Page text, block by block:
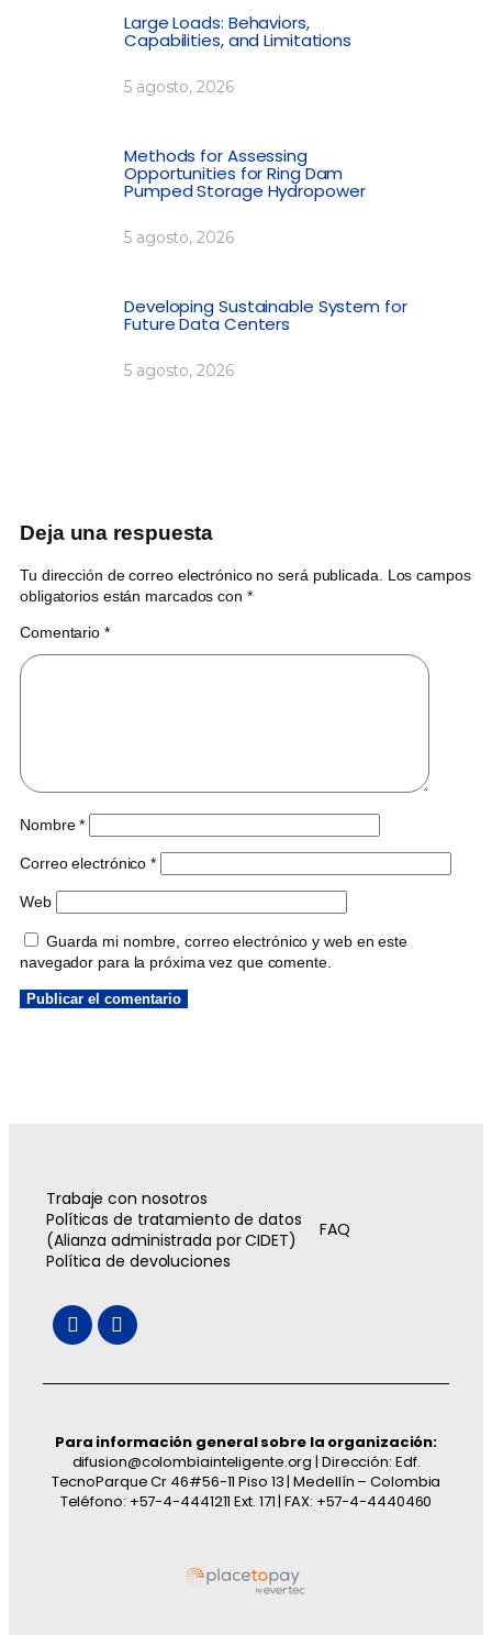
Large Loads: Behaviors,
Capabilities, and Limitations
5 agosto, 2026
Methods for Assessing
Opportunities for Ring Dam
Pumped Storage Hydropower
5 agosto, 2026
Developing Sustainable System for
Future Data Centers
5 agosto, 2026
Deja una respuesta
Tu dirección de correo electrónico no será publicada.
Los campos
obligatorios están marcados con *
Comentario *
Nombre*
Correo electrónico*
Web
Guarda mi nombre, correo electrónico y web en este
navegador para la próxima vez que comente.
Trabaje con nosotros
Políticas de tratamiento de datos
(Alianza administrada por CIDET)
FAQ
Política de devoluciones
Para información general sobre la organización:
difusion@colombiainteligente.org | Dirección: Edf.
TecnoParque Cr 46#56-11 Piso 13 | Medellín – Colombia
Teléfono: +57-4-4441211 Ext. 171 | FAX: +57-4-4440460